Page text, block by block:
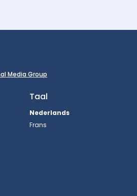
Media Group
Taal
Nederlands
Frans